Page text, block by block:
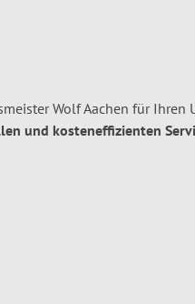
Wolf Aachen für Ihren
und kosteneffizienten